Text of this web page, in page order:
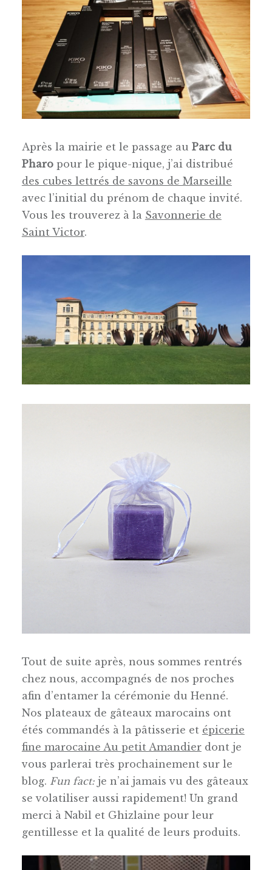
Après la mairie et le passage au Parc du
Pharopour le pique-nique, j’ai distribué
des cubes lettrés de savons de Marseille
avec l’initial du prénom de chaque invité.
Vous les trouverez à la Savonnerie de
Saint Victor.
Tout de suite après, nous sommes rentrés
chez nous, accompagnés de nos proches
afin d’entamer la cérémonie du Henné.
Nos plateaux de gâteaux marocains ont
étés commandés à la pâtisserie et épicerie
fine marocaine Au petit Amandierdont je
vous parlerai très prochainement sur le
blog. Fun fact:je n’ai jamais vu des gâteaux
se volatiliser aussi rapidement! Un grand
merci à Nabil et Ghizlaine pour leur
gentillesse et la qualité de leurs produits.